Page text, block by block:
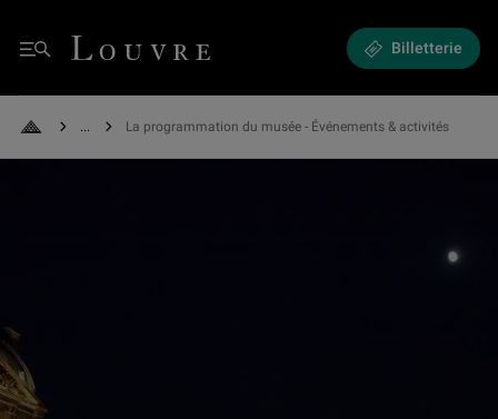
Menu
Louvre - Retour à l'accueil Billetterie
Retour à l'accueil
See all breadcrumbs
La programmation du musée - Événements & activités